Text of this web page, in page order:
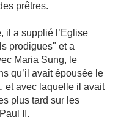
prêtres.
il a supplié l’Eglise
prodigues" et a
Maria Sung, le
qu’il avait épousée le
et avec laquelle il avait
plus tard sur les
II.